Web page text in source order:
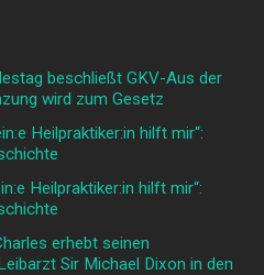
beschließt GKV-Aus der
wird zum Gesetz
Heilpraktiker:in hilft mir“:
Heilpraktiker:in hilft mir“:
erhebt seinen
Sir Michael Dixon in den